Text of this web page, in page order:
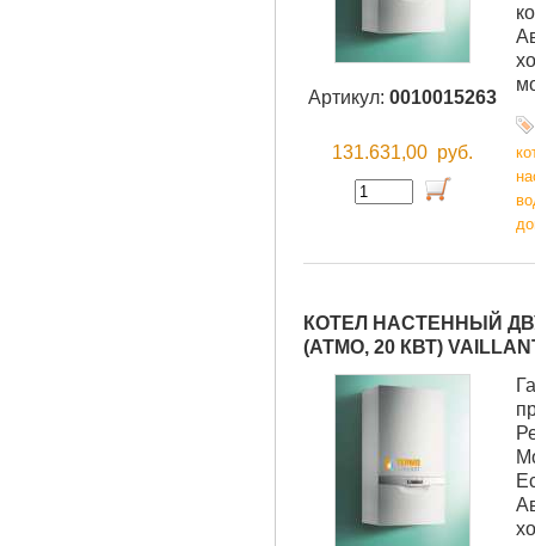
Артикул: 0010015263
131.631,00 руб.
КОТЕЛ НАСТЕННЫЙ
(АТМО, 20 КВТ)